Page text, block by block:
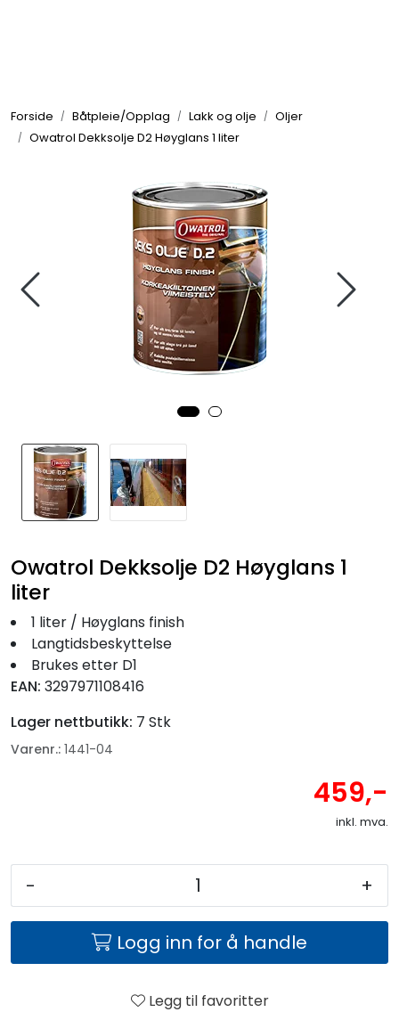
Forside Båtpleie/Opplag Lakk og olje
Oljer
Owatrol Dekksolje D2 Høyglans 1 liter
Owatrol Dekksolje D2 Høyglans 1
liter
1 liter / Høyglans finish
Langtidsbeskyttelse
Brukes etter D1
EAN: 3297971108416
Lager nettbutikk: 7 Stk
Varenr.: 1441-04
459,-
inkl. mva.
- +
Logg inn for å handle
Legg til favoritter
Elektrisk
Bygg/Innredning
Motor/Styring
Fritid/Sikkerhet
Båtpleie/Opplag
Seil
Nyheter